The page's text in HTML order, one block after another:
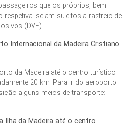
que os próprios, bem
respetiva, sejam sujeitos a rastreio de
(DVE).
Internacional da Madeira Cristiano
da Madeira até o centro turístico
20 km. Para ir do aeroporto
alguns meios de transporte:
Ilha da Madeira até o centro